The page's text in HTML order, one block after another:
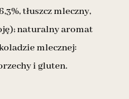
tłuszcz mleczny,
naturalny aromat
mlecznej:
i gluten.